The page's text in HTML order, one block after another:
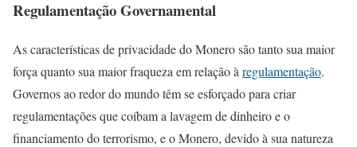
Regulamentação Governamental
As características de privacidade do Monero são tanto sua maior
força quanto sua maior fraqueza em relação à regulamentação.
Governos ao redor do mundo têm se esforçado para criar
regulamentações que coíbam a lavagem de dinheiro e o
financiamento do terrorismo, e o Monero, devido à sua natureza